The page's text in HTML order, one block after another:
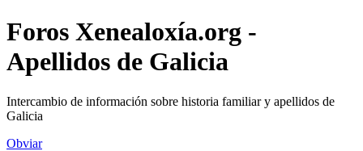
Foros Xenealoxía.org -
Apellidos de Galicia
Intercambio de información sobre historia familiar y apellidos de
Galicia
Obviar